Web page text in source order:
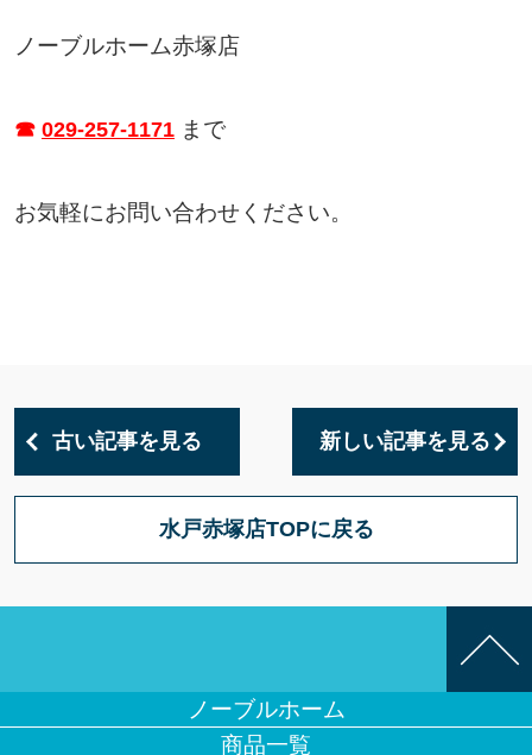
ノーブルホーム赤塚店
☎ 029-257-1171まで
お気軽にお問い合わせください。
古い記事を見る 新しい記事を見る
水戸赤塚店TOPに戻る
ノーブルホーム
商品一覧